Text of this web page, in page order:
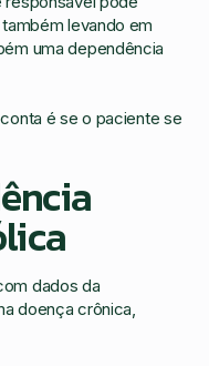
levando em
uma dependência
é se o paciente se
dados da
doença crônica,